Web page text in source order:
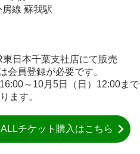
線 蘇我駅
日本千葉支社店にて販売
員登録が必要です。
～10月5日（日）12:00まで
ます。
チケット購入はこちら